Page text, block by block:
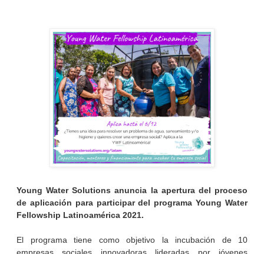
Young Water Solutions anuncia la apertura del proceso
de aplicación para participar del programa Young Water
Fellowship Latinoamérica 2021.
El programa tiene como objetivo la incubación de 10